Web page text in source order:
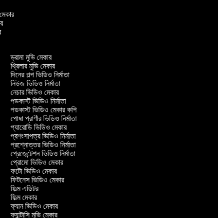
ড্রামা মুভি মেকার
থ্রিলার মুভি মেকার
দিনের গল্প ভিডিও নির্মাতা
নিউজ ভিডিও নির্মাতা
নেচার ভিডিও মেকার
পডকাস্ট ভিডিও নির্মাতা
পডকাস্ট ভিডিও মেকার কপি
পোষা প্রাণীর ভিডিও নির্মাতা
প্যারোডি ভিডিও মেকার
প্রশংসাপত্র ভিডিও নির্মাতা
প্রশ্নোত্তর ভিডিও নির্মাতা
প্রেজেন্টেশন ভিডিও নির্মাতা
প্রোমো ভিডিও মেকার
ফটো ভিডিও মেকার
ফিটনেস ভিডিও মেকার
ফিল্ম এডিটর
ফিল্ম মেকার
ফ্যান ভিডিও মেকার
ফ্যান্টাসি মুভি মেকার